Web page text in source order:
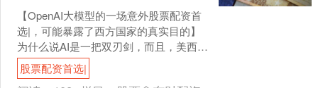
【OpenAI大模型的一场意外股票配资首
选|，可能暴露了西方国家的真实目的】
为什么说AI是一把双刃剑，而且，美西方
国家很有可能利用AI来对其他国家进行更
加隐蔽的....
股票配资首选|